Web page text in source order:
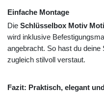
Einfache Montage
Die Schlüsselbox Motiv
wird inklusive
angebracht. So hast du
zugleich stilvoll verstaut.
Fazit: Praktisch, elegant